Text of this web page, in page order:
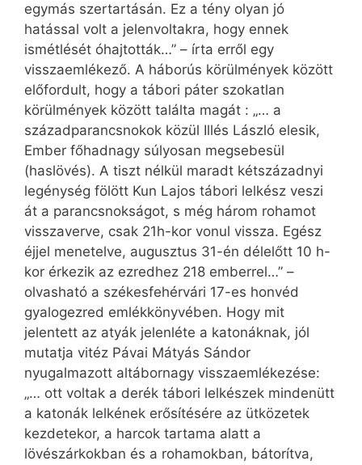
egymás szertartásán. Ez a tény olyan jó
hatással volt a jelenvoltakra, hogy ennek
ismétlését óhajtották…” – írta erről egy
visszaemlékező. A háborús körülmények között
előfordult, hogy a tábori páter szokatlan
körülmények között találta magát : „… a
századparancsnokok közül Illés László elesik,
Ember főhadnagy súlyosan megsebesül
(haslövés). A tiszt nélkül maradt kétszázadnyi
legénység fölött Kun Lajos tábori lelkész veszi
át a parancsnokságot, s még három rohamot
visszaverve, csak 21h-kor vonul vissza. Egész
éjjel menetelve, augusztus 31-én délelőtt 10 h-
kor érkezik az ezredhez 218 emberrel…” –
olvasható a székesfehérvári 17-es honvéd
gyalogezred emlékkönyvében. Hogy mit
jelentett az atyák jelenléte a katonáknak, jól
mutatja vitéz Pávai Mátyás Sándor
nyugalmazott altábornagy visszaemlékezése:
„… ott voltak a derék tábori lelkészek mindenütt
a katonák lelkének erősítésére az ütközetek
kezdetekor, a harcok tartama alatt a
lövészárkokban és a rohamokban, bátorítva,